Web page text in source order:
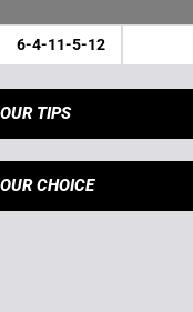
6-4-11-5-12
OUR TIPS
OUR CHOICE